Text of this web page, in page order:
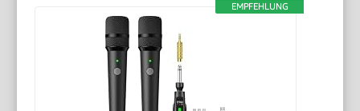
EMPFEHLUNG